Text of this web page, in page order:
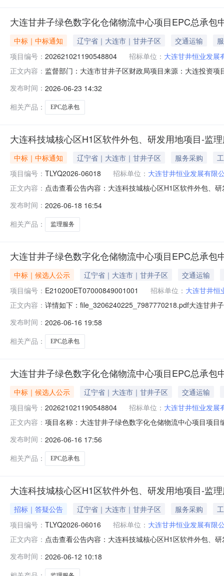
大连甘井子绿色数字化仓储物流中心项目EPC总承包
中标｜中标通知 辽宁省｜大连市｜甘井子区 交通运输
项目编号： 202621021190548804 招标单位： 大连甘井恒业发展
正文内容： 监督部门：大连市甘井子区财政局项目来源：大连投资
必须招标的项目中标人：大连三川建设集团有限公司中
发布时间： 2026-06-23 14:32
相关产品：
EPC总承包
大连科技城核心区H1区软件外包、研发用地项目-监
中标｜中标通知 辽宁省｜大连市｜甘井子区 服务采购
项目编号： TLYQ2026-06018 招标单位： 大连甘井恒业发展有限
正文内容： 点击查看公告内容：大连科技城核心区H1区软件外包、
发布时间： 2026-06-18 16:54
相关产品：
监理服务
大连甘井子绿色数字化仓储物流中心项目EPC总承包
中标｜候选人公示 辽宁省｜大连市｜甘井子区
交通运输
项目编号： E210200ET07000849001001 招标单位： 大连甘井恒
正文内容： 详情如下：file_3206240225_7987770218.pdf大连甘井
心项目EPC总承包标段编号：
发布时间： 2026-06-16 19:58
相关产品：
EPC总承包
大连甘井子绿色数字化仓储物流中心项目EPC总承包
中标｜候选人公示 辽宁省｜大连市｜甘井子区
交通运输
项目编号： 202621021190548804 招标单位： 大连甘井恒业发展
正文内容： 项目名称：大连甘井子绿色数字化仓储物流中心项目项
国招标投标法实施条例》第五十四条规定，投标人或其
发布时间： 2026-06-16 17:56
相关产品：
EPC总承包
大连科技城核心区H1区软件外包、研发用地项目-监
招标｜答疑公告 辽宁省｜大连市｜甘井子区 服务采购
项目编号： TLYQ2026-06016 招标单位： 大连甘井恒业发展有限
正文内容： 点击查看公告内容：大连科技城核心区H1区软件外包、
发布时间： 2026-06-12 10:18